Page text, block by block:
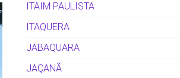
ITAIM PAULISTA
ITAQUERA
JABAQUARA
JAÇANÃ